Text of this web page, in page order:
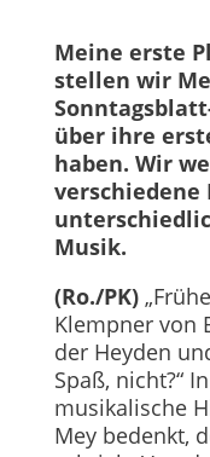
Meine erste
stellen wir
über ihre
haben. Wir
verschiedene
Musik.
(Ro./PK)
Klempner von
der Heyden
Spaß, nicht?“
musikalische
Mey bedenkt,